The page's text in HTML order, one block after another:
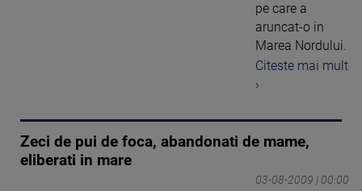
pe care a
aruncat-o in
Marea Nordului.
Citeste mai mult
›
Zeci de pui de foca, abandonati de mame,
eliberati in mare
03-08-2009 | 00:00